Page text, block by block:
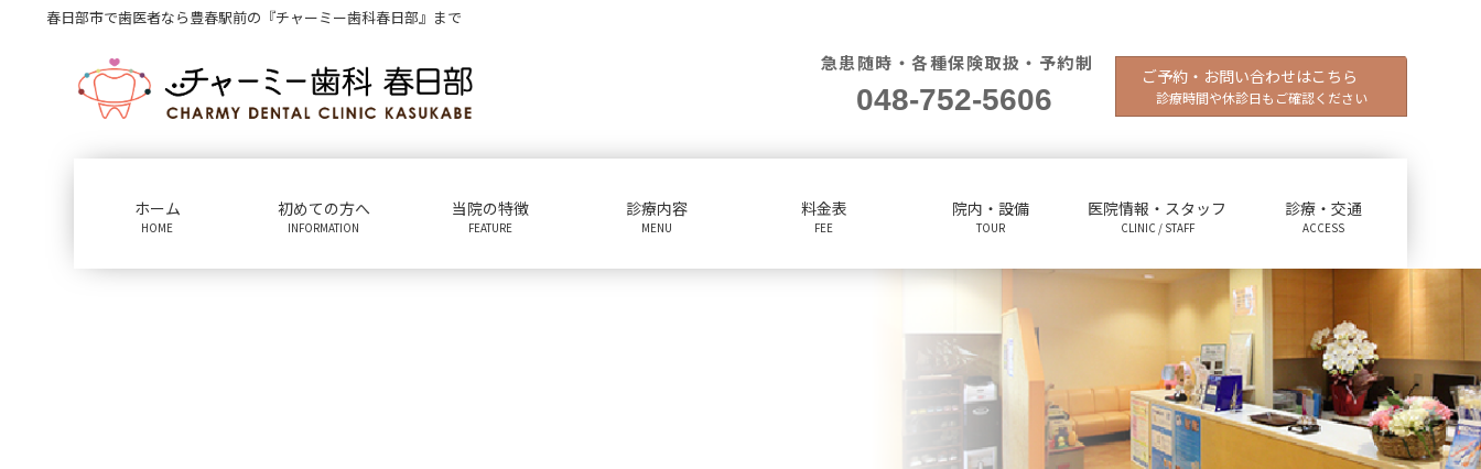
春日部市で歯医者なら豊春駅前の『チャーミー歯科春日部』まで
急患随時・各種保険取扱・予約制
048-752-5606
ご予約・お問い合わせはこちら
診療時間や休診日もご確認ください
ホーム
HOME
初めての方へ
INFORMATION
当院の特徴
FEATURE
診療内容
MENU
料金表
FEE
院内・設備
TOUR
医院情報・スタッフ
CLINIC / STAFF
診療・交通
ACCESS